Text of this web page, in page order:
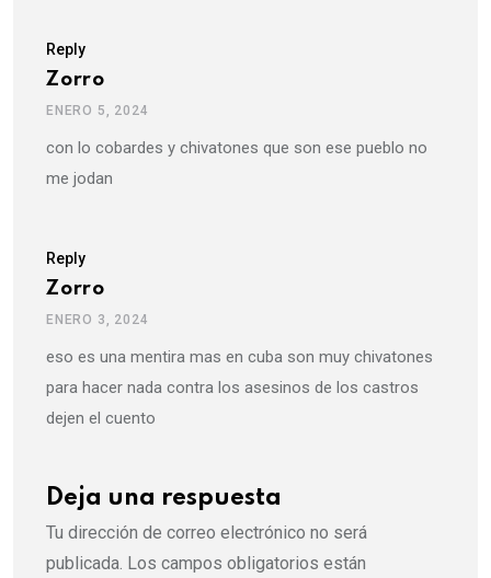
Reply
Zorro
ENERO 5, 2024
con lo cobardes y chivatones que son ese pueblo no
me jodan
Reply
Zorro
ENERO 3, 2024
eso es una mentira mas en cuba son muy chivatones
para hacer nada contra los asesinos de los castros
dejen el cuento
Deja una respuesta
Tu dirección de correo electrónico no será
publicada. Los campos obligatorios están